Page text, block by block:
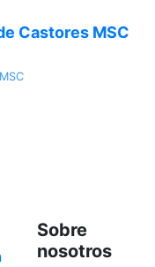
Castores MSC
Sobre
nosotros